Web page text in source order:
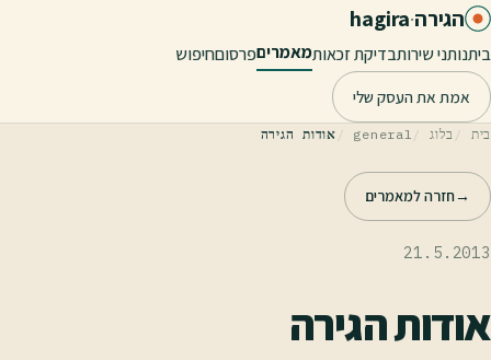
דלג לתוכן הראשי
הגירה·
hagira
ביתנותני שירותבדיקת זכאותמאמריםפרסוםחיפוש
אמת את העסק שלי
בית בלוג general אודות הגירה
→חזרה למאמרים
21.5.2013
אודות הגירה